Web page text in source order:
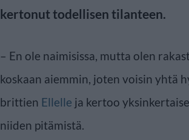
kertonut todellisen tilanteen.
– En ole naimisissa, mutta olen
koskaan aiemmin, joten voisin yhtä
brittien Ellelle ja kertoo
niiden pitämistä.